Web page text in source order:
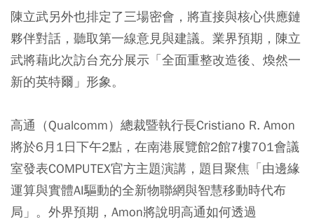
陳立武另外也排定了三場密會，將直接與核心供應鏈
夥伴對話，聽取第一線意見與建議。業界預期，陳立
武將藉此次訪台充分展示「全面重整改造後、煥然一
新的英特爾」形象。
高通（Qualcomm）總裁暨執行長Cristiano R. Amon
將於6月1日下午2點，在南港展覽館2館7樓701會議
室發表COMPUTEX官方主題演講，題目聚焦「由邊緣
運算與實體AI驅動的全新物聯網與智慧移動時代布
局」。外界預期，Amon將說明高通如何透過